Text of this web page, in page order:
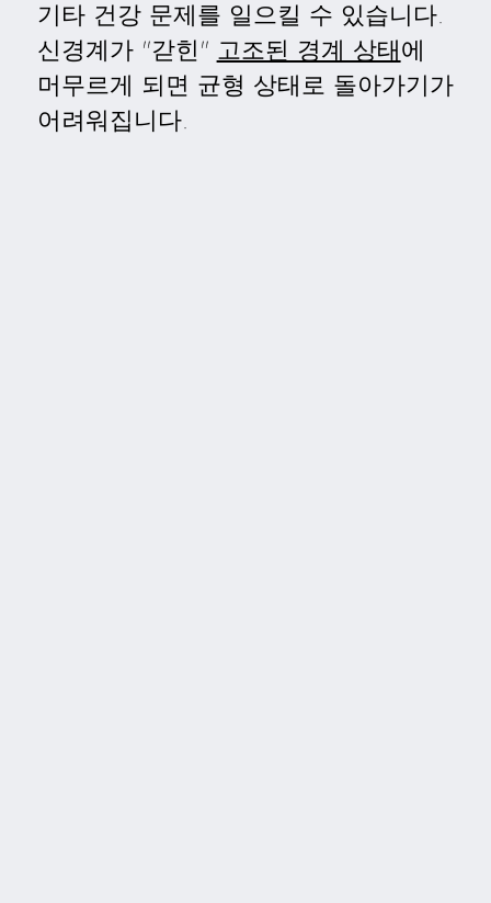
기타 건강 문제를 일으킬 수 있습니다.
신경계가 "갇힌" 고조된 경계 상태에
머무르게 되면 균형 상태로 돌아가기가
어려워집니다.